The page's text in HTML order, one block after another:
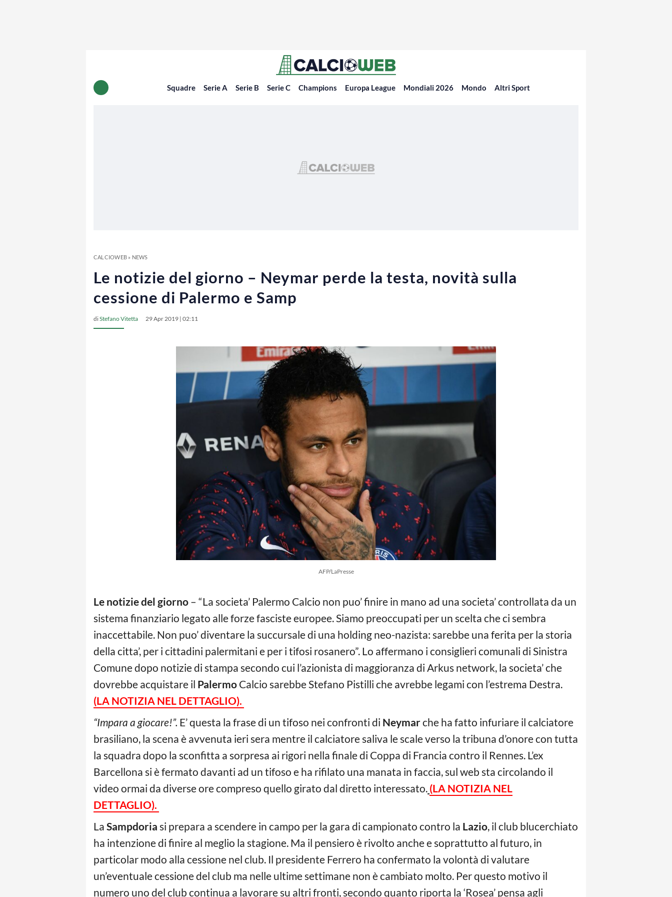
Squadre Serie A Serie B Serie C Champions Europa League Mondiali 2026 Mondo Altri Sport
CALCIOWEB» NEWS
Le notizie del giorno – Neymar perde la testa, novità sulla
cessione di Palermo e Samp
diStefano Vitetta 29 Apr 2019 | 02:11
AFP/LaPresse
Le notizie del giorno – “La societa’ Palermo Calcio non puo’ finire in mano ad una societa’ controllata da un
sistema finanziario legato alle forze fasciste europee. Siamo preoccupati per un scelta che ci sembra
inaccettabile. Non puo’ diventare la succursale di una holding neo-nazista: sarebbe una ferita per la storia
della citta’, per i cittadini palermitani e per i tifosi rosanero”. Lo affermano i consiglieri comunali di Sinistra
Comune dopo notizie di stampa secondo cui l’azionista di maggioranza di Arkus network, la societa’ che
dovrebbe acquistare il Palermo Calcio sarebbe Stefano Pistilli che avrebbe legami con l’estrema Destra.
(LA NOTIZIA NEL DETTAGLIO).
“Impara a giocare!”. E’ questa la frase di un tifoso nei confronti di Neymarche ha fatto infuriare il calciatore
brasiliano, la scena è avvenuta ieri sera mentre il calciatore saliva le scale verso la tribuna d’onore con tutta
la squadra dopo la sconfitta a sorpresa ai rigori nella finale di Coppa di Francia contro il Rennes. L’ex
Barcellona si è fermato davanti ad un tifoso e ha rifilato una manata in faccia, sul web sta circolando il
video ormai da diverse ore compreso quello girato dal diretto interessato. (LA NOTIZIA NEL
DETTAGLIO).
La Sampdoria si prepara a scendere in campo per la gara di campionato contro la Lazio, il club blucerchiato
ha intenzione di finire al meglio la stagione. Ma il pensiero è rivolto anche e soprattutto al futuro, in
particolar modo alla cessione nel club. Il presidente Ferrero ha confermato la volontà di valutare
un’eventuale cessione del club ma nelle ultime settimane non è cambiato molto. Per questo motivo il
numero uno del club continua a lavorare su altri fronti, secondo quanto riporta la ‘Rosea’ pensa agli